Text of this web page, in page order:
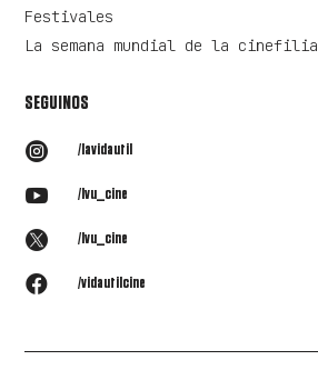
Festivales
La semana mundial de la cinefilia
SEGUINOS
 /lavidautil
 /lvu_cine
 /lvu_cine
 /vidautilcine